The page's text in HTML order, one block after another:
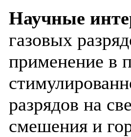
Научные
газовых
применение в
разрядов на
смешения и